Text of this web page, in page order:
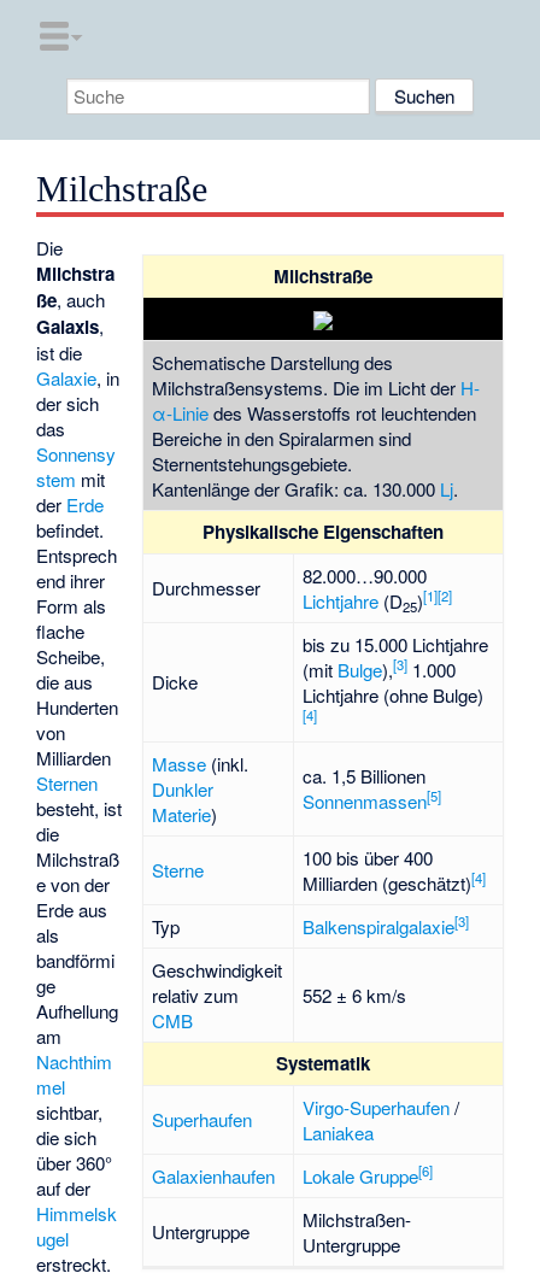
Milchstraße
Milchstraße
Schematische Darstellung des
Milchstraßensystems. Die im Licht der H-
α-Liniedes Wasserstoffs rot leuchtenden
Bereiche in den Spiralarmen sind
Sternentstehungsgebiete.
Kantenlänge der Grafik: ca. 130.000 Lj.
Physikalische Eigenschaften
Durchmesser
82.000…90.000
Lichtjahre (D25)[1][2]
Dicke
bis zu 15.000 Lichtjahre
(mit Bulge),[3] 1.000
Lichtjahre (ohne Bulge)
[4]
Masse (inkl.
Dunkler
Materie)
ca. 1,5 Billionen
Sonnenmassen[5]
Sterne
100 bis über 400
Milliarden (geschätzt)[4]
Typ Balkenspiralgalaxie[3]
Geschwindigkeit
relativ zum
CMB
552 ± 6 km/s
Systematik
Superhaufen Virgo-Superhaufen/
Laniakea
Galaxienhaufen
Lokale Gruppe[6]
Untergruppe
Milchstraßen-
Untergruppe
Die
Milchstra
ße, auch
Galaxis,
ist die
Galaxie, in
der sich
das
Sonnensy
stem mit
der Erde
befindet.
Entsprech
end ihrer
Form als
flache
Scheibe,
die aus
Hunderten
von
Milliarden
Sternen
besteht, ist
die
Milchstraß
e von der
Erde aus
als
bandförmi
ge
Aufhellung
am
Nachthim
mel
sichtbar,
die sich
über 360°
auf der
Himmelsk
ugel
erstreckt.